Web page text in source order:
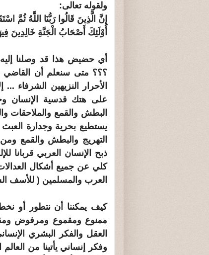
ولقوله تعالى:
إِنَّ الَّذِينَ قَالُوا رَبُّنَا اللَّهُ ثُمَّ
أُوْلَئِكَ أَصْحَابُ الْجَنَّةِ خَالِدِينَ فِيهَا
أي حضيض هذا قد وصلنا
؟؟؟ متى سنعلم أن القاضي
الأحرار النزيهين الشرفاء
على هتك قدسية الإنسان
البطش والقمع والملاحقات
يستطيع بحرية وجدارة
التهريج والبطش والقمع
ذبح الإنسان العربي قربانا
كلي عن جميع أشكال العدالات
العرب والمسلمين ( للأسف
كيف يمكننا أن نتطور أو
ممنوع ومقموع ومرفوض
العقل والفكر البشري
وفكر إنساني يأتينا من